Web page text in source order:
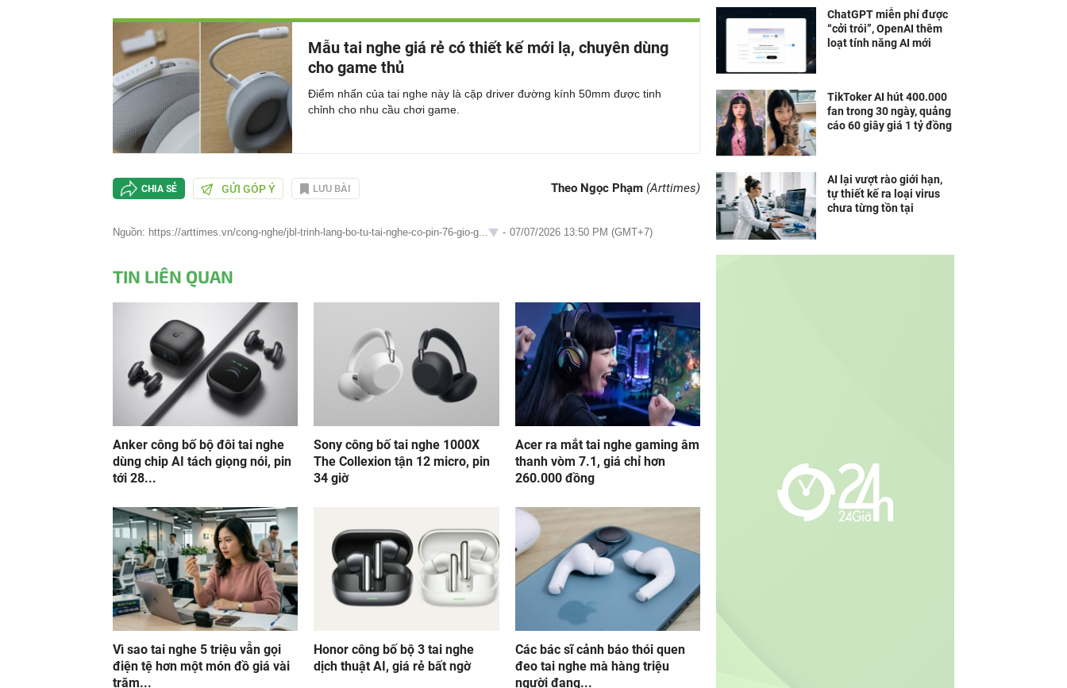
Mẫu tai nghe giá rẻ có thiết kế mới lạ, chuyên dùng
cho game thủ
Điểm nhấn của tai nghe này là cặp driver đường kính 50mm được tinh
chỉnh cho nhu cầu chơi game.
CHIA SẺ GỬI GÓP Ý LƯU BÀI Theo Ngọc Phạm (Arttimes)
Nguồn: https://arttimes.vn/cong-nghe/jbl-trinh-lang-bo-tu-tai-nghe-co-pin-76-gio-g... - 07/07/2026 13:50 PM (GMT+7)
TIN LIÊN QUAN
Anker công bố bộ đôi tai nghe
dùng chip AI tách giọng nói, pin
tới 28...
Sony công bố tai nghe 1000X
The Collexion tận 12 micro, pin
34 giờ
Acer ra mắt tai nghe gaming âm
thanh vòm 7.1, giá chỉ hơn
260.000 đồng
Vì sao tai nghe 5 triệu vẫn gọi
điện tệ hơn một món đồ giá vài
trăm...
Honor công bố bộ 3 tai nghe
dịch thuật AI, giá rẻ bất ngờ
Các bác sĩ cảnh báo thói quen
đeo tai nghe mà hàng triệu
người đang...
ChatGPT miễn phí được
“cởi trói”, OpenAI thêm
loạt tính năng AI mới
TikToker AI hút 400.000
fan trong 30 ngày, quảng
cáo 60 giây giá 1 tỷ đồng
AI lại vượt rào giới hạn,
tự thiết kế ra loại virus
chưa từng tồn tại